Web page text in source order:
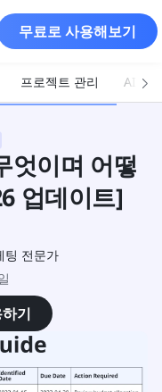
무료로 사용해보기
프로젝트 관리 AI 및
엇이며 어떻
업데이트]
팅 전문가
기